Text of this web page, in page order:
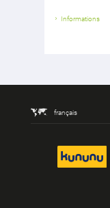
Informations
français
kununu